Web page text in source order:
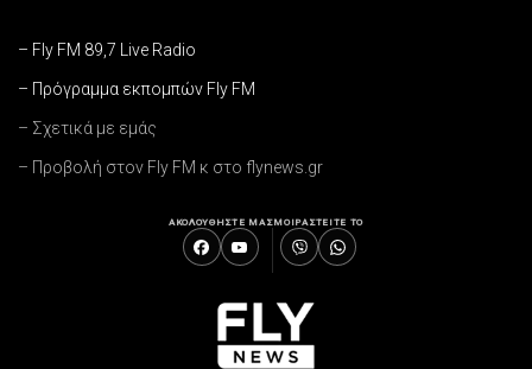
– Fly FM 89,7 Live Radio
– Πρόγραμμα εκπομπών Fly FM
– Σχετικά με εμάς
– Προβολή στον Fly FM κ στο flynews.gr
ΑΚΟΛΟΥΘΗΣΤΕ ΜΑΣΜΟΙΡΑΣΤΕΙΤΕ ΤΟ